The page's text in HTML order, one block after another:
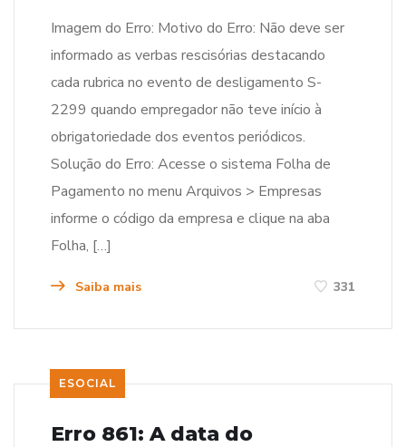
Imagem do Erro: Motivo do Erro: Não deve ser
informado as verbas rescisórias destacando
cada rubrica no evento de desligamento S-
2299 quando empregador não teve início à
obrigatoriedade dos eventos periódicos.
Solução do Erro: Acesse o sistema Folha de
Pagamento no menu Arquivos > Empresas
informe o código da empresa e clique na aba
Folha, […]
Saiba mais 331
ESOCIAL
Erro 861: A data do